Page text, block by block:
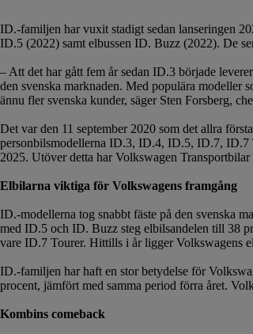
ID.-familjen har vuxit stadigt sedan lanseringen
ID.5 (2022) samt elbussen ID. Buzz (2022). De
– Att det har gått fem år sedan ID.3 började
den svenska marknaden. Med populära
ännu fler svenska kunder, säger Sten Forsberg,
Det var den 11 september 2020 som det allra
personbilsmodellerna ID.3, ID.4, ID.5, ID.7, ID.7
2025. Utöver detta har Volkswagen
Elbilarna viktiga för Volkswagens framgång
ID.-modellerna tog snabbt fäste på den svenska
med ID.5 och ID. Buzz steg elbilsandelen till 38
vare ID.7 Tourer. Hittills i år ligger Volkswagens
ID.-familjen har haft en stor betydelse för
procent, jämfört med samma period förra året.
Kombins comeback